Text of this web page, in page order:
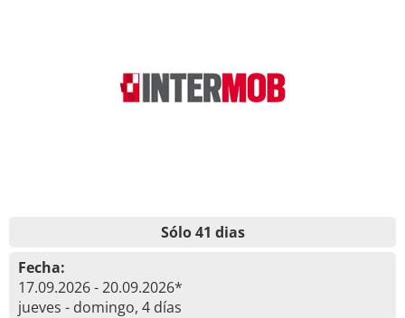
Sólo 41 dias
Fecha:
17.09.2026 - 20.09.2026*
jueves - domingo, 4 días